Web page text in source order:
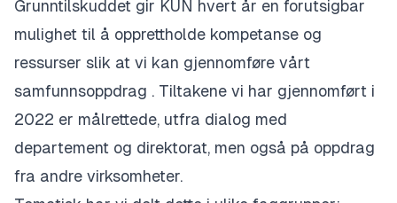
Grunntilskuddet gir KUN hvert år en forutsigbar
mulighet til å opprettholde kompetanse og
ressurser slik at vi kan gjennomføre vårt
samfunnsoppdrag . Tiltakene vi har gjennomført i
2022 er målrettede, utfra dialog med
departement og direktorat, men også på oppdrag
fra andre virksomheter.